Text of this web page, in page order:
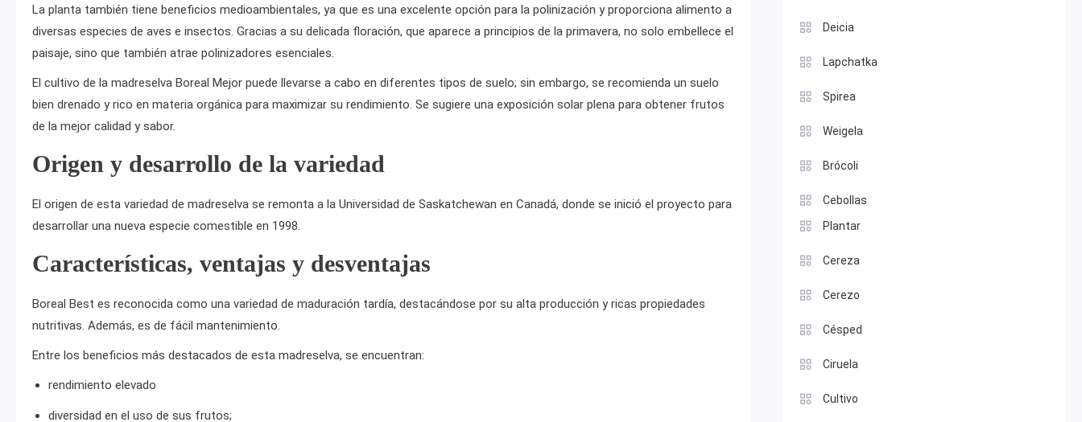
La planta también tiene beneficios medioambientales, ya que es una excelente opción para la polinización y proporciona alimento a
diversas especies de aves e insectos. Gracias a su delicada floración, que aparece a principios de la primavera, no solo embellece el
paisaje, sino que también atrae polinizadores esenciales.
El cultivo de la madreselva Boreal Mejor puede llevarse a cabo en diferentes tipos de suelo; sin embargo, se recomienda un suelo
bien drenado y rico en materia orgánica para maximizar su rendimiento. Se sugiere una exposición solar plena para obtener frutos
de la mejor calidad y sabor.
Origen y desarrollo de la variedad
El origen de esta variedad de madreselva se remonta a la Universidad de Saskatchewan en Canadá, donde se inició el proyecto para
desarrollar una nueva especie comestible en 1998.
Características, ventajas y desventajas
Boreal Best es reconocida como una variedad de maduración tardía, destacándose por su alta producción y ricas propiedades
nutritivas. Además, es de fácil mantenimiento.
Entre los beneficios más destacados de esta madreselva, se encuentran:
rendimiento elevado
diversidad en el uso de sus frutos;
Deicia
Lapchatka
Spirea
Weigela
Brócoli
Cebollas
Plantar
Cereza
Cerezo
Césped
Ciruela
Cultivo